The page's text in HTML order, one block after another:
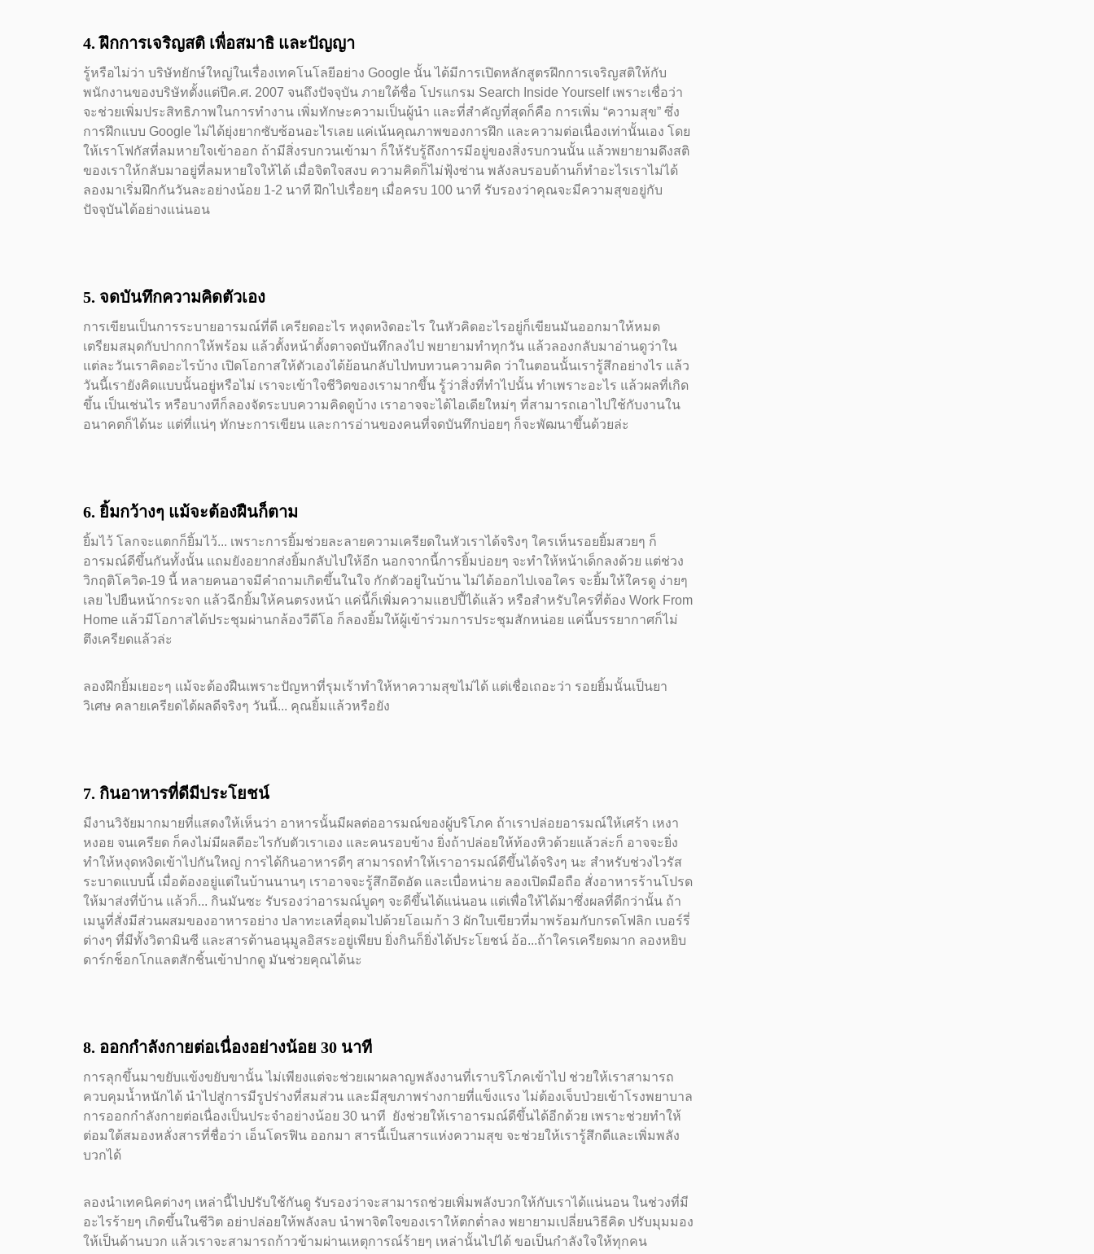
4. ฝึกการเจริญสติ เพื่อสมาธิ และปัญญา
รู้หรือไม่ว่า บริษัทยักษ์ใหญ่ในเรื่องเทคโนโลยีอย่าง Google นั้น ได้มีการเปิดหลักสูตรฝึกการเจริญสติให้กับ
พนักงานของบริษัทตั้งแต่ปีค.ศ. 2007 จนถึงปัจจุบัน ภายใต้ชื่อ โปรแกรม Search Inside Yourself เพราะเชื่อว่า
จะช่วยเพิ่มประสิทธิภาพในการทำงาน เพิ่มทักษะความเป็นผู้นำ และที่สำคัญที่สุดก็คือ การเพิ่ม “ความสุข” ซึ่ง
การฝึกแบบ Google ไม่ได้ยุ่งยากซับซ้อนอะไรเลย แค่เน้นคุณภาพของการฝึก และความต่อเนื่องเท่านั้นเอง โดย
ให้เราโฟกัสที่ลมหายใจเข้าออก ถ้ามีสิ่งรบกวนเข้ามา ก็ให้รับรู้ถึงการมีอยู่ของสิ่งรบกวนนั้น แล้วพยายามดึงสติ
ของเราให้กลับมาอยู่ที่ลมหายใจให้ได้ เมื่อจิตใจสงบ ความคิดก็ไม่ฟุ้งซ่าน พลังลบรอบด้านก็ทำอะไรเราไม่ได้
ลองมาเริ่มฝึกกันวันละอย่างน้อย 1-2 นาที ฝึกไปเรื่อยๆ เมื่อครบ 100 นาที รับรองว่าคุณจะมีความสุขอยู่กับ
ปัจจุบันได้อย่างแน่นอน
5. จดบันทึกความคิดตัวเอง
การเขียนเป็นการระบายอารมณ์ที่ดี เครียดอะไร หงุดหงิดอะไร ในหัวคิดอะไรอยู่ก็เขียนมันออกมาให้หมด
เตรียมสมุดกับปากกาให้พร้อม แล้วตั้งหน้าตั้งตาจดบันทึกลงไป พยายามทำทุกวัน แล้วลองกลับมาอ่านดูว่าใน
แต่ละวันเราคิดอะไรบ้าง เปิดโอกาสให้ตัวเองได้ย้อนกลับไปทบทวนความคิด ว่าในตอนนั้นเรารู้สึกอย่างไร แล้ว
วันนี้เรายังคิดแบบนั้นอยู่หรือไม่ เราจะเข้าใจชีวิตของเรามากขึ้น รู้ว่าสิ่งที่ทำไปนั้น ทำเพราะอะไร แล้วผลที่เกิด
ขึ้น เป็นเช่นไร หรือบางทีก็ลองจัดระบบความคิดดูบ้าง เราอาจจะได้ไอเดียใหม่ๆ ที่สามารถเอาไปใช้กับงานใน
อนาคตก็ได้นะ แต่ที่แน่ๆ ทักษะการเขียน และการอ่านของคนที่จดบันทึกบ่อยๆ ก็จะพัฒนาขึ้นด้วยล่ะ
6. ยิ้มกว้างๆ แม้จะต้องฝืนก็ตาม
ยิ้มไว้ โลกจะแตกก็ยิ้มไว้... เพราะการยิ้มช่วยละลายความเครียดในหัวเราได้จริงๆ ใครเห็นรอยยิ้มสวยๆ ก็
อารมณ์ดีขึ้นกันทั้งนั้น แถมยังอยากส่งยิ้มกลับไปให้อีก นอกจากนี้การยิ้มบ่อยๆ จะทำให้หน้าเด็กลงด้วย แต่ช่วง
วิกฤติโควิด-19 นี้ หลายคนอาจมีคำถามเกิดขึ้นในใจ กักตัวอยู่ในบ้าน ไม่ได้ออกไปเจอใคร จะยิ้มให้ใครดู ง่ายๆ
เลย ไปยืนหน้ากระจก แล้วฉีกยิ้มให้คนตรงหน้า แค่นี้ก็เพิ่มความแฮปปี้ได้แล้ว หรือสำหรับใครที่ต้อง Work From
Home แล้วมีโอกาสได้ประชุมผ่านกล้องวีดีโอ ก็ลองยิ้มให้ผู้เข้าร่วมการประชุมสักหน่อย แค่นี้บรรยากาศก็ไม่
ตึงเครียดแล้วล่ะ
ลองฝึกยิ้มเยอะๆ แม้จะต้องฝืนเพราะปัญหาที่รุมเร้าทำให้หาความสุขไม่ได้ แต่เชื่อเถอะว่า รอยยิ้มนั้นเป็นยา
วิเศษ คลายเครียดได้ผลดีจริงๆ วันนี้... คุณยิ้มแล้วหรือยัง
7. กินอาหารที่ดีมีประโยชน์
มีงานวิจัยมากมายที่แสดงให้เห็นว่า อาหารนั้นมีผลต่ออารมณ์ของผู้บริโภค ถ้าเราปล่อยอารมณ์ให้เศร้า เหงา
หงอย จนเครียด ก็คงไม่มีผลดีอะไรกับตัวเราเอง และคนรอบข้าง ยิ่งถ้าปล่อยให้ท้องหิวด้วยแล้วล่ะก็ อาจจะยิ่ง
ทำให้หงุดหงิดเข้าไปกันใหญ่ การได้กินอาหารดีๆ สามารถทำให้เราอารมณ์ดีขึ้นได้จริงๆ นะ สำหรับช่วงไวรัส
ระบาดแบบนี้ เมื่อต้องอยู่แต่ในบ้านนานๆ เราอาจจะรู้สึกอึดอัด และเบื่อหน่าย ลองเปิดมือถือ สั่งอาหารร้านโปรด
ให้มาส่งที่บ้าน แล้วก็... กินมันซะ รับรองว่าอารมณ์บูดๆ จะดีขึ้นได้แน่นอน แต่เพื่อให้ได้มาซึ่งผลที่ดีกว่านั้น ถ้า
เมนูที่สั่งมีส่วนผสมของอาหารอย่าง ปลาทะเลที่อุดมไปด้วยโอเมก้า 3 ผักใบเขียวที่มาพร้อมกับกรดโฟลิก เบอร์รี่
ต่างๆ ที่มีทั้งวิตามินซี และสารต้านอนุมูลอิสระอยู่เพียบ ยิ่งกินก็ยิ่งได้ประโยชน์ อ้อ...ถ้าใครเครียดมาก ลองหยิบ
ดาร์กช็อกโกแลตสักชิ้นเข้าปากดู มันช่วยคุณได้นะ
8. ออกกำลังกายต่อเนื่องอย่างน้อย 30 นาที
การลุกขึ้นมาขยับแข้งขยับขานั้น ไม่เพียงแต่จะช่วยเผาผลาญพลังงานที่เราบริโภคเข้าไป ช่วยให้เราสามารถ
ควบคุมน้ำหนักได้ นำไปสู่การมีรูปร่างที่สมส่วน และมีสุขภาพร่างกายที่แข็งแรง ไม่ต้องเจ็บป่วยเข้าโรงพยาบาล
การออกกำลังกายต่อเนื่องเป็นประจำอย่างน้อย 30 นาที ยังช่วยให้เราอารมณ์ดีขึ้นได้อีกด้วย เพราะช่วยทำให้
ต่อมใต้สมองหลั่งสารที่ชื่อว่า เอ็นโดรฟิน ออกมา สารนี้เป็นสารแห่งความสุข จะช่วยให้เรารู้สึกดีและเพิ่มพลัง
บวกได้
ลองนำเทคนิคต่างๆ เหล่านี้ไปปรับใช้กันดู รับรองว่าจะสามารถช่วยเพิ่มพลังบวกให้กับเราได้แน่นอน ในช่วงที่มี
อะไรร้ายๆ เกิดขึ้นในชีวิต อย่าปล่อยให้พลังลบ นำพาจิตใจของเราให้ตกต่ำลง พยายามเปลี่ยนวิธีคิด ปรับมุมมอง
ให้เป็นด้านบวก แล้วเราจะสามารถก้าวข้ามผ่านเหตุการณ์ร้ายๆ เหล่านั้นไปได้ ขอเป็นกำลังใจให้ทุกคน